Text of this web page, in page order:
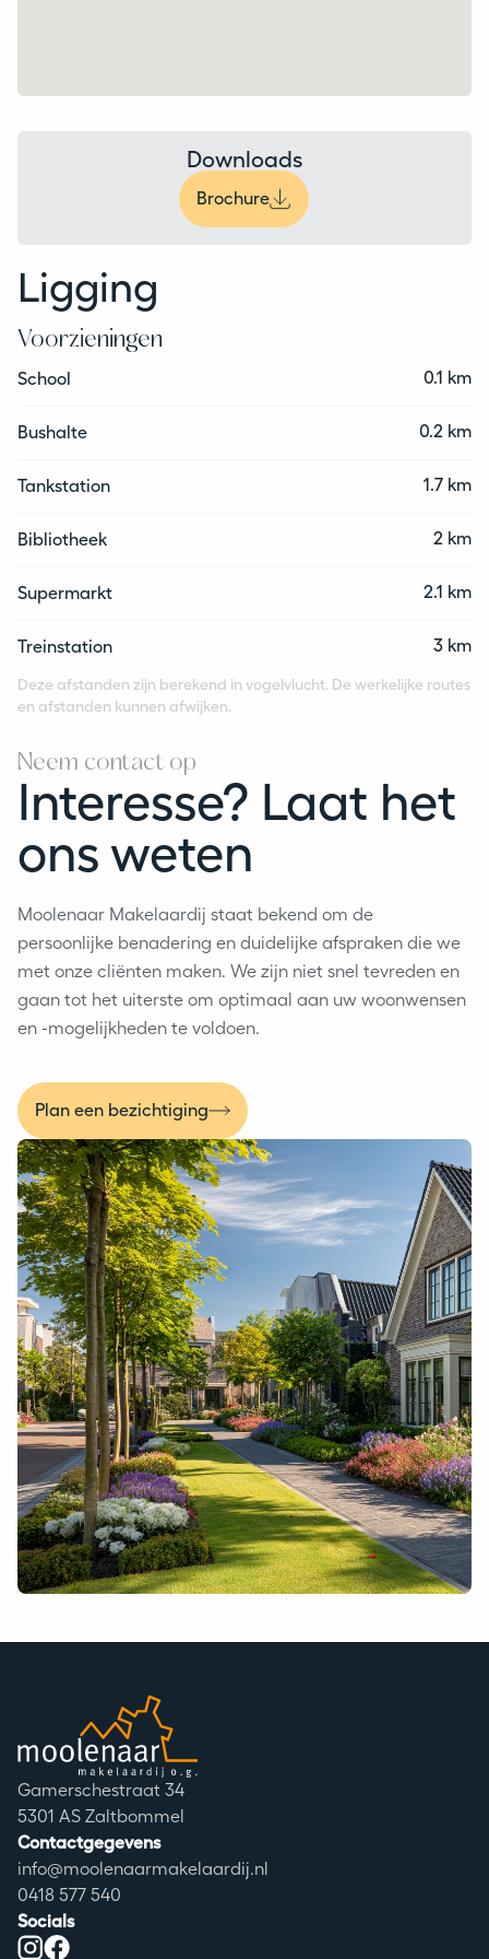
Downloads
Brochure
Ligging
Voorzieningen
School 0.1 km
Bushalte 0.2 km
Tankstation 1.7 km
Bibliotheek 2 km
Supermarkt 2.1 km
Treinstation 3 km
Deze afstanden zijn berekend in vogelvlucht. De werkelijke routes
en afstanden kunnen afwijken.
Interesse? Laat het
ons weten
Neem contact op
Moolenaar Makelaardij staat bekend om de
persoonlijke benadering en duidelijke afspraken die we
met onze cliënten maken. We zijn niet snel tevreden en
gaan tot het uiterste om optimaal aan uw woonwensen
en -mogelijkheden te voldoen.
Plan een bezichtiging
Moolenaar logo
Adres
Gamerschestraat 34
Postcode
5301 AS Zaltbommel
Contactgegevens
info@moolenaarmakelaardij.nl
0418 577 540
Socials
Instagram
Facebook